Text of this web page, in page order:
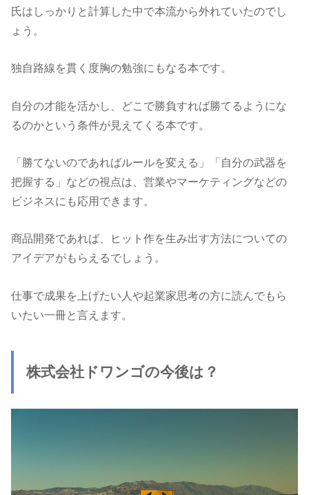
氏はしっかりと計算した中で本流から外れていたのでし
ょう。
独自路線を貫く度胸の勉強にもなる本です。
自分の才能を活かし、どこで勝負すれば勝てるようにな
るのかという条件が見えてくる本です。
「勝てないのであればルールを変える」「自分の武器を
把握する」などの視点は、営業やマーケティングなどの
ビジネスにも応用できます。
商品開発であれば、ヒット作を生み出す方法についての
アイデアがもらえるでしょう。
仕事で成果を上げたい人や起業家思考の方に読んでもら
いたい一冊と言えます。
株式会社ドワンゴの今後は？